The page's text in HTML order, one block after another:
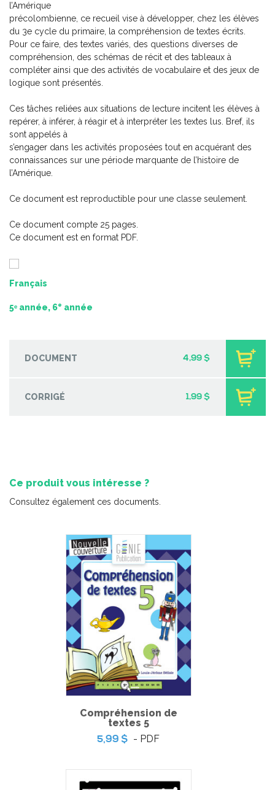
Pratique de l'épreuve ministérielle de français de la fin du
2e cycle du primaire – 2
- PDF
Pratique de l'épreuve ministérielle de français de la fin du
Minisérie sur les émotions – Lectures
3,99 $-PDF
l’Amérique
précolombienne, ce recueil vise à développer, chez les élèves
du 3e cycle du primaire, la compréhension de textes écrits.
Pour ce faire, des textes variés, des questions diverses de
compréhension, des schémas de récit et des tableaux à
compléter ainsi que des activités de vocabulaire et des jeux de
logique sont présentés.
Ces tâches reliées aux situations de lecture incitent les élèves à
repérer, à inférer, à réagir et à interpréter les textes lus. Bref, ils
sont appelés à
s’engager dans les activités proposées tout en acquérant des
connaissances sur une période marquante de l’histoire de
l’Amérique.
Ce document est reproductible pour une classe seulement.
Ce document compte 25 pages.
Ce document est en format PDF.
Français
5ᵉ année, 6e année
DOCUMENT 4,99 $
CORRIGÉ 1,99 $
Ce produit vous intéresse ?
Consultez également ces documents.
Compréhension de
textes 5
5,99 $ - PDF